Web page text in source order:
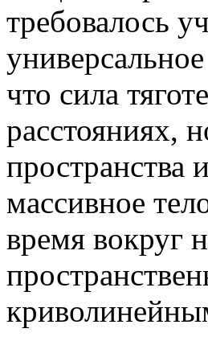
требовалось
что сила
расстояниях,
пространства
массивное
время вокруг